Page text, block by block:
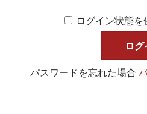
ログイン状態を
パスワードを忘れた場合